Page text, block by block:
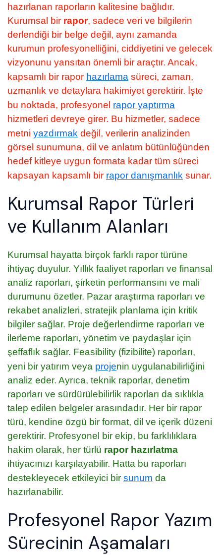
Hizmetleri
hazırlanan raporların kalitesine bağlıdır.
Kurumsal bir rapor, sadece veri ve bilgilerin
derlendiği bir belge değil, aynı zamanda
kurumun profesyonelliğini, ciddiyetini ve gelecek
vizyonunu yansıtan önemli bir araçtır. Ancak,
kapsamlı bir rapor hazırlama süreci, zaman,
uzmanlık ve detaylara hakimiyet gerektirir. İşte
bu noktada, profesyonel rapor yaptırma
hizmetleri devreye girer. Bu hizmetler, sadece
metni yazdırmak değil, verilerin analizinden
görsel sunumuna, dil ve anlatım bütünlüğünden
hedef kitleye uygun formata kadar tüm süreci
kapsayan kapsamlı bir rapor danışmanlık sunar.
Kurumsal Rapor Türleri
ve Kullanım Alanları
Kurumsal hayatta birçok farklı rapor türüne
ihtiyaç duyulur. Yıllık faaliyet raporları ve finansal
analiz raporları, şirketin performansını ve mali
durumunu özetler. Pazar araştırma raporları ve
rekabet analizleri, stratejik planlama için kritik
bilgiler sağlar. Proje değerlendirme raporları ve
ilerleme raporları, yönetim ve paydaşlar için
şeffaflık sağlar. Feasibility (fizibilite) raporları,
yeni bir yatırım veya projenin uygulanabilirliğini
analiz eder. Ayrıca, teknik raporlar, denetim
raporları ve sürdürülebilirlik raporları da sıklıkla
talep edilen belgeler arasındadır. Her bir rapor
türü, kendine özgü bir format, dil ve içerik düzeni
gerektirir. Profesyonel bir ekip, bu farklılıklara
hakim olarak, her türlü rapor hazırlatma
ihtiyacınızı karşılayabilir. Hatta bu raporları
destekleyecek etkileyici bir sunum da
hazırlanabilir.
Profesyonel Rapor Yazım
Sürecinin Aşamaları